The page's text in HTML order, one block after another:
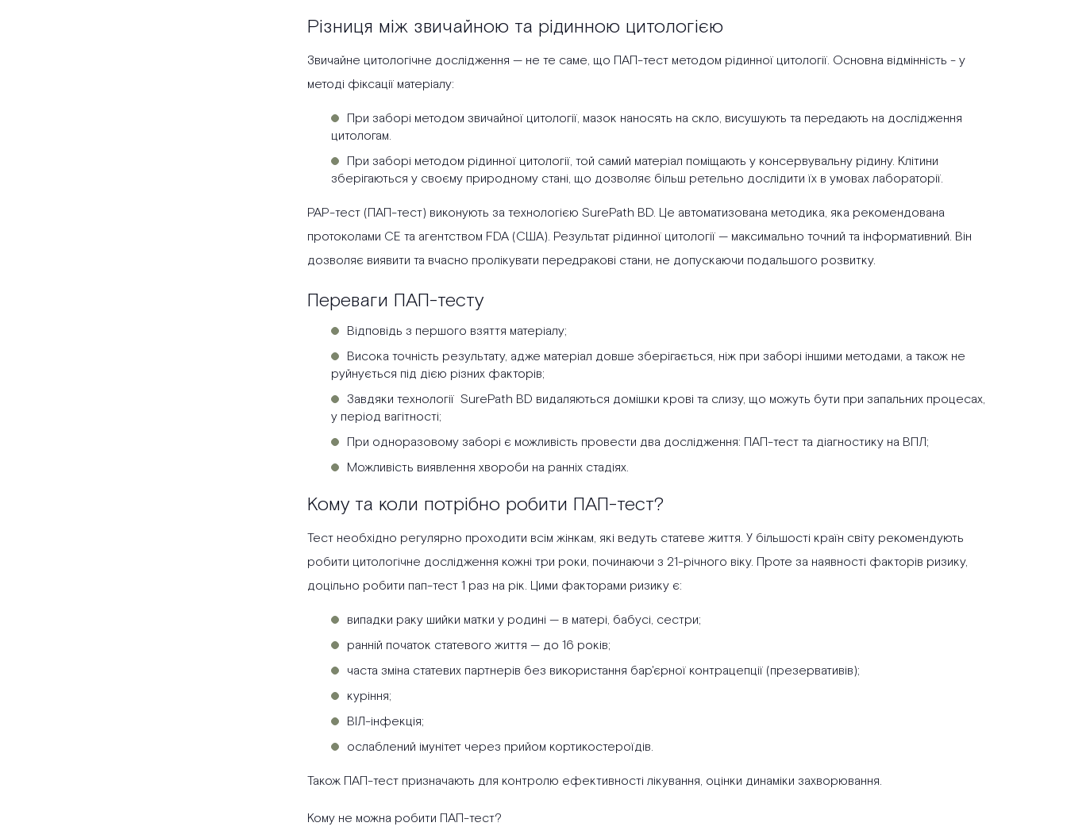
Різниця між звичайною та рідинною цитологією
Звичайне цитологічне дослідження — не те саме, що ПАП-тест методом рідинної цитології. Основна відмінність - у
методі фіксації матеріалу:
При заборі методом звичайної цитології, мазок наносять на скло, висушують та передають на дослідження
цитологам.
При заборі методом рідинної цитології, той самий матеріал поміщають у консервувальну рідину. Клітини
зберігаються у своєму природному стані, що дозволяє більш ретельно дослідити їх в умовах лабораторії.
PAP-тест (ПАП-тест) виконують за технологією SurePath BD. Це автоматизована методика, яка рекомендована
протоколами СЕ та агентством FDA (США). Результат рідинної цитології — максимально точний та інформативний. Він
дозволяє виявити та вчасно пролікувати передракові стани, не допускаючи подальшого розвитку.
Переваги ПАП-тесту
Відповідь з першого взяття матеріалу;
Висока точність результату, адже матеріал довше зберігається, ніж при заборі іншими методами, а також не
руйнується під дією різних факторів;
Завдяки технології SurePath BD видаляються домішки крові та слизу, що можуть бути при запальних процесах,
у період вагітності;
При одноразовому заборі є можливість провести два дослідження: ПАП-тест та діагностику на ВПЛ;
Можливість виявлення хвороби на ранніх стадіях.
Кому та коли потрібно робити ПАП-тест?
Тест необхідно регулярно проходити всім жінкам, які ведуть статеве життя. У більшості країн світу рекомендують
робити цитологічне дослідження кожні три роки, починаючи з 21-річного віку. Проте за наявності факторів ризику,
доцільно робити пап-тест 1 раз на рік. Цими факторами ризику є:
випадки раку шийки матки у родині — в матері, бабусі, сестри;
ранній початок статевого життя — до 16 років;
часта зміна статевих партнерів без використання бар'єрної контрацепції (презервативів);
куріння;
ВІЛ-інфекція;
ослаблений імунітет через прийом кортикостероїдів.
Також ПАП-тест призначають для контролю ефективності лікування, оцінки динаміки захворювання.
Кому не можна робити ПАП-тест?